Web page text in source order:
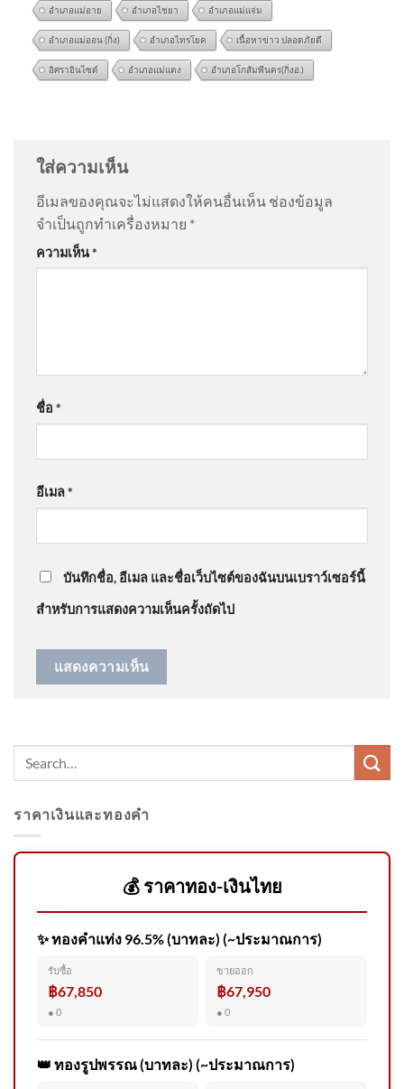
อำเภอแม่อาย อำเภอไชยา อำเภอแม่แจ่ม
อำเภอแม่ออน (กิ่ง) อำเภอไทรโยค เนื้อหาข่าว ปลอดภัยดี
อิศราอินไซด์ อำเภอแม่แตง อำเภอโกสัมพีนคร(กิ่งอ.)
📢
สถาบันอิศรา-สสส.ถอดบทเรียน
หลักสูตร AI4Media ครั้งที่ 1
กลุ่มบรรณาธิการและผู้ปฏิบัติ
@apisitsanongram4098 onพ่อผู้ก่อเหตุ ขอโทษสังคม |
สำนักข่าววันนิวส์
@somchityainork4733onสด “นายกรัฐมนตรี” ลงพื้นที่
ไว้ใจหน…
ใส่ความเห็น
อีเมลของคุณจะไม่แสดงให้คนอื่นเห็น ช่องข้อมูล
จำเป็นถูกทำเครื่องหมาย *
ความเห็น*
ชื่อ *
อีเมล*
บันทึกชื่อ, อีเมล และชื่อเว็บไซต์ของฉันบนเบราว์เซอร์นี้
สำหรับการแสดงความเห็นครั้งถัดไป
ราคาเงินและทองคำ
💰 ราคาทอง-เงินไทย
✨ ทองคำแท่ง 96.5% (บาทละ) (~ประมาณการ)
รับซื้อ
฿67,850
● 0
ขายออก
฿67,950
● 0
👑 ทองรูปพรรณ (บาทละ) (~ประมาณการ)